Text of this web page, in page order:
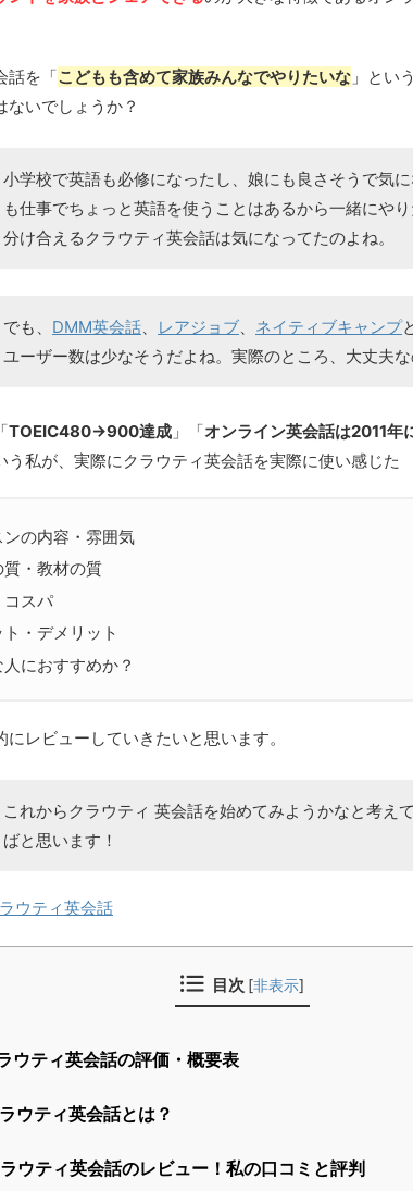
話を「こどもも含めて家族みんなでやりたいな 」とい
ないでしょうか？
小学校で英語も必修になったし、娘にも良さそうで気
も仕事でちょっと英語を使うことはあるから一緒にや
分け合えるクラウティ英会話は気になってたのよね。
でも、 DMM英会話、 レアジョブ、 ネイティブキャンプ
ユーザー数は少なそうだよね。実際のところ、大丈夫な
TOEIC480→900達成 」「オンライン英会話は2011年
う私が、実際にクラウティ英会話を実際に使い感じた
ンの内容・雰囲気
・教材の質
スパ
ト・デメリット
人におすすめか？
にレビューしていきたいと思います。
これからクラウティ 英会話を始めてみようかなと考え
ばと思います！
ウティ英会話
目次 [非表示]
ウティ英会話の評価・概要表
ウティ英会話とは？
ウティ英会話のレビュー！私の口コミと評判